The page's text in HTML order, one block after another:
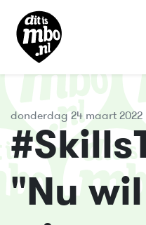
donderdag 24 maart 2022
"Nu